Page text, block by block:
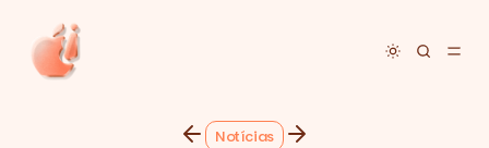
Toggle
Notícias